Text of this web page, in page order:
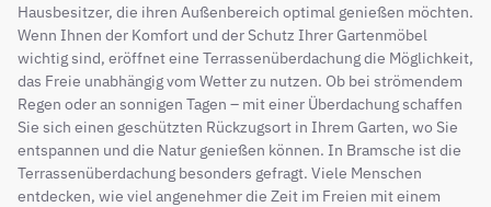
Hausbesitzer, die ihren Außenbereich optimal genießen möchten.
Wenn Ihnen der Komfort und der Schutz Ihrer Gartenmöbel
wichtig sind, eröffnet eine Terrassenüberdachung die Möglichkeit,
das Freie unabhängig vom Wetter zu nutzen. Ob bei strömendem
Regen oder an sonnigen Tagen – mit einer Überdachung schaffen
Sie sich einen geschützten Rückzugsort in Ihrem Garten, wo Sie
entspannen und die Natur genießen können. In Bramsche ist die
Terrassenüberdachung besonders gefragt. Viele Menschen
entdecken, wie viel angenehmer die Zeit im Freien mit einem